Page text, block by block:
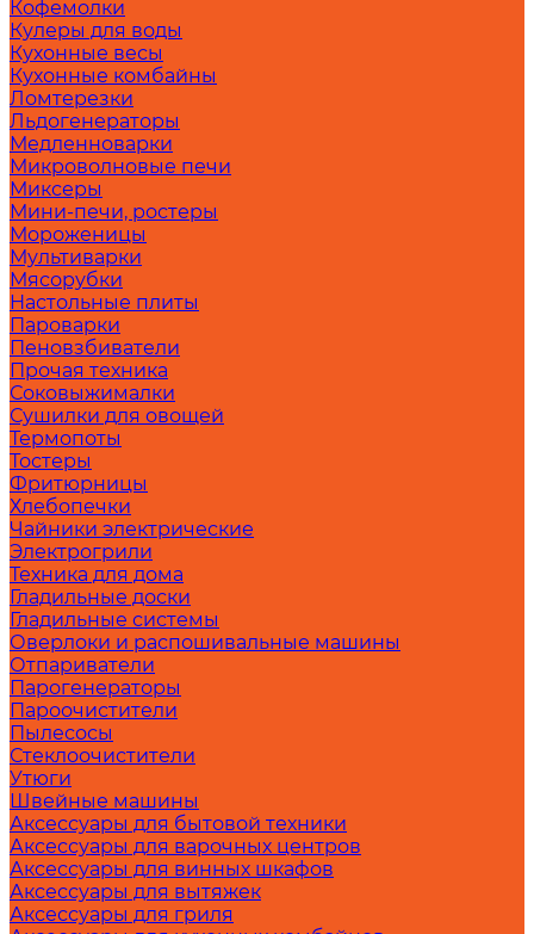
Кофемолки
Кулеры для воды
Кухонные весы
Кухонные комбайны
Ломтерезки
Льдогенераторы
Медленноварки
Микроволновые печи
Миксеры
Мини-печи, ростеры
Мороженицы
Мультиварки
Мясорубки
Настольные плиты
Пароварки
Пеновзбиватели
Прочая техника
Соковыжималки
Сушилки для овощей
Термопоты
Тостеры
Фритюрницы
Хлебопечки
Чайники электрические
Электрогрили
Техника для дома
Гладильные доски
Гладильные системы
Оверлоки и распошивальные машины
Отпариватели
Парогенераторы
Пароочистители
Пылесосы
Стеклоочистители
Утюги
Швейные машины
Аксессуары для бытовой техники
Аксессуары для варочных центров
Аксессуары для винных шкафов
Аксессуары для вытяжек
Аксессуары для гриля